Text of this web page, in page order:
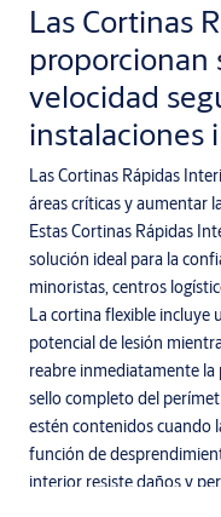
Las Cortinas
proporcionan
velocidad
instalaciones
Las Cortinas Rápidas
áreas críticas y aumentar
Estas Cortinas Rápidas
solución ideal para la
minoristas, centros
La cortina flexible incluye
potencial de lesión
reabre inmediatamente la
sello completo del
estén contenidos cuando
función de
interior resiste daños y